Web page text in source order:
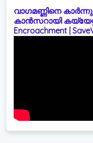
വാഗമണ്ണിനെ
കാൻസറായി
Encroachment |